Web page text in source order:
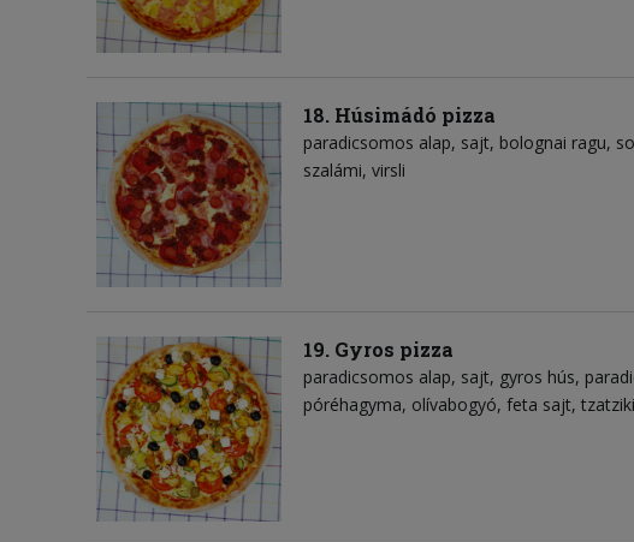
18. Húsimádó pizza
paradicsomos alap sajt bolognai ragu
szalámi virsli
19. Gyros pizza
paradicsomos alap sajt gyros hús
póréhagyma olívabogyó feta sajt